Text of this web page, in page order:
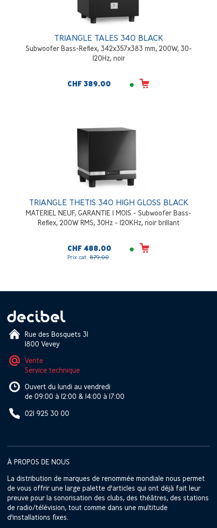
TRIANGLE TALES 340 BLACK
Subwoofer Bass-Reflex, 342x357x383 mm, 200W, 30-
120Hz, noir
CHF 389.00
TRIANGLE THETIS 340 HIGH GLOSS BLACK
MATERIEL NEUF, GARANTIE 1 MOIS - Subwoofer Bass-
Reflex, 200W RMS, 30Hz - 120KHz, noir brillant
CHF 488.00
Prix cat. 879.00
Rue des Bosquets 31
1800 Vevey
Vente
Service technique
Ouvert du lundi au vendredi
de 09:00 à 12:00 & 14:00 à 17:00
021 925 30 00
À PROPOS DE NOUS
La distribution de marques de renommée mondiale nous permet
de vous offrir une large palette d'articles qui ont déjà fait leur
preuve pour la sonorisation des clubs, des théâtres, des stations
de radio/télévision, tout comme dans une multitude
d'installations fixes.